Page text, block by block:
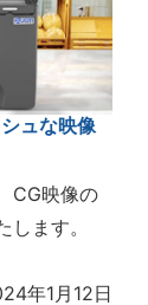
ュな映像
CG映像の
ます。
年1月12日